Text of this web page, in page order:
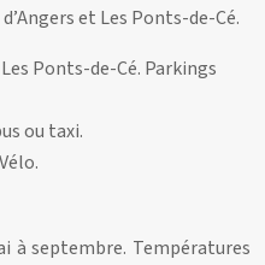
et Les Ponts-de-Cé.
Ponts-de-Cé. Parkings
ou taxi.
à septembre. Températures